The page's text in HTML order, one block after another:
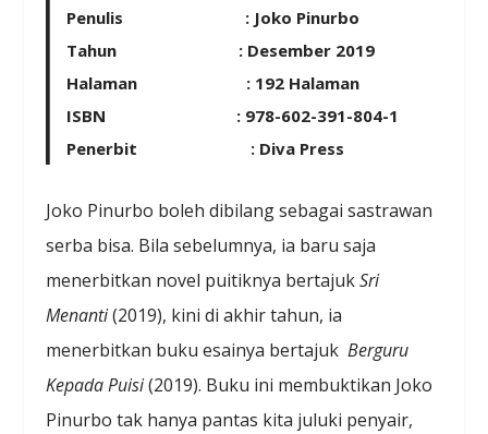
Penulis : Joko Pinurbo
Tahun : Desember 2019
Halaman : 192 Halaman
ISBN : 978-602-391-804-1
Penerbit : Diva Press
Joko Pinurbo boleh dibilang sebagai sastrawan
serba bisa. Bila sebelumnya, ia baru saja
menerbitkan novel puitiknya bertajukSri
Menanti(2019), kini di akhir tahun, ia
menerbitkan buku esainya bertajukBerguru
Kepada Puisi(2019). Buku ini membuktikan Joko
Pinurbo tak hanya pantas kita juluki penyair,